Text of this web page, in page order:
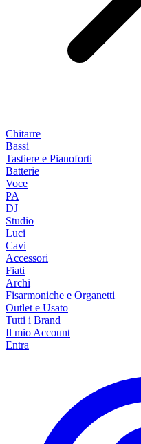
Chitarre
Bassi
Tastiere e Pianoforti
Batterie
Voce
PA
DJ
Studio
Luci
Cavi
Accessori
Fiati
Archi
Fisarmoniche e Organetti
Outlet e Usato
Tutti i Brand
Il mio Account
Entra